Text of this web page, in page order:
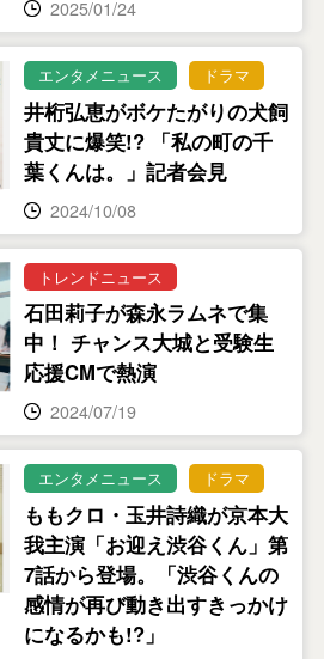
2025/01/24
エンタメニュース ドラマ
井桁弘恵がボケたがりの犬飼
貴丈に爆笑!? 「私の町の千
葉くんは。」記者会見
2024/10/08
トレンドニュース
石田莉子が森永ラムネで集
中！ チャンス大城と受験生
応援CMで熱演
2024/07/19
エンタメニュース ドラマ
ももクロ・玉井詩織が京本大
我主演「お迎え渋谷くん」第
7話から登場。「渋谷くんの
感情が再び動き出すきっかけ
になるかも!?」